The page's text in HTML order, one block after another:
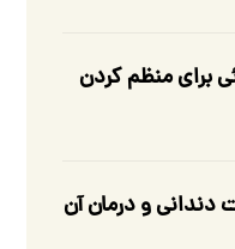
برای منظم کردن
دندانی و درمان آن